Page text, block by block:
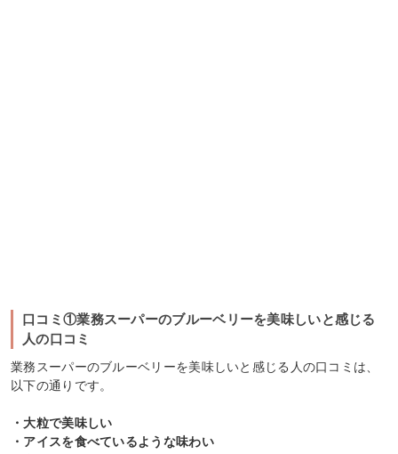
口コミ①業務スーパーのブルーベリーを美味しいと感じる
人の口コミ
業務スーパーのブルーベリーを美味しいと感じる人の口コミは、
以下の通りです。
・大粒で美味しい
・アイスを食べているような味わい